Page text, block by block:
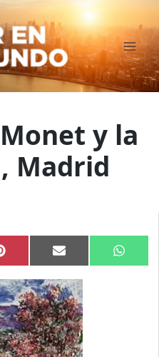
y la
Madrid
Compartir
en
Pinterest Compartir
en
Email
en